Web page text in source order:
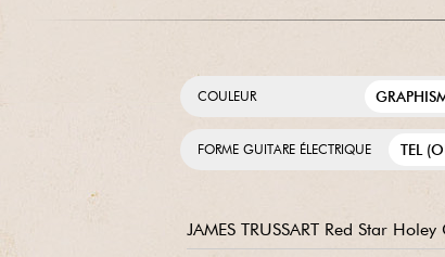
COULEUR
FORME GUITARE ÉLECTRIQUE TEL
JAMES TRUSSART Red Star